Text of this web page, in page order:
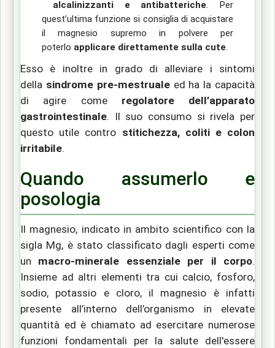
alcalinizzanti e antibatteriche. Per
quest’ultima funzione si consiglia di acquistare
il magnesio supremo in polvere per
poterlo applicare direttamente sulla cute.
Esso è inoltre in grado di alleviare i sintomi
della sindrome pre-mestrualeed ha la capacità
di agire come regolatore dell’apparato
gastrointestinale. Il suo consumo si rivela per
questo utile contro stitichezza, coliti e colon
irritabile.
Quando assumerlo e
posologia
Il magnesio, indicato in ambito scientifico con la
sigla Mg, è stato classificato dagli esperti come
un macro-minerale essenziale per il corpo.
Insieme ad altri elementi tra cui calcio, fosforo,
sodio, potassio e cloro, il magnesio è infatti
presente all’interno dell’organismo in elevate
quantità ed è chiamato ad esercitare numerose
funzioni fondamentali per la salute dell'essere